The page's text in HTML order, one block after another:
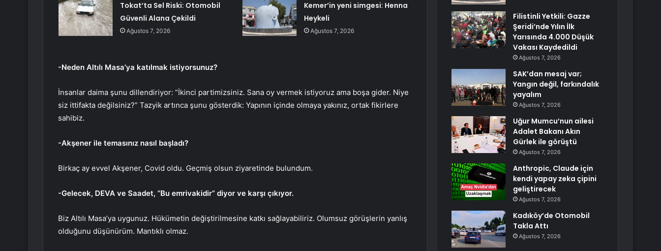
Tokat’ta Sel Riski: Otomobil
Güvenli Alana Çekildi
Ağustos 7, 2026
Kemer’in yeni simgesi: Henna
Heykeli
Ağustos 7, 2026
-Neden Altılı Masa’ya katılmak istiyorsunuz?
İnsanlar daima şunu dillendiriyor: “İkinci partimizsiniz. Sana oy vermek istiyoruz ama boşa gider. Niye
siz ittifakta değilsiniz?” Tazyik artınca şunu gösterdik: Yapının içinde olmaya yakınız, ortak fikirlere
sahibiz.
-Akşener ile temasınız nasıl başladı?
Birkaç ay evvel Akşener, Covid oldu. Geçmiş olsun ziyaretinde bulundum.
-Gelecek, DEVA ve Saadet, “Bu emrivakidir” diyor ve karşı çıkıyor.
Biz Altılı Masa’ya uygunuz. Hükümetin değiştirilmesine katkı sağlayabiliriz. Olumsuz görüşlerin yanlış
olduğunu düşünürüm. Mantıklı olmaz.
Filistinli Yetkili: Gazze
Şeridi’nde Yılın İlk
Yarısında 4.000 Düşük
Vakası Kaydedildi
Ağustos 7, 2026
SAK’dan mesaj var;
Yangın değil, farkındalık
yayalım
Ağustos 7, 2026
Uğur Mumcu’nun ailesi
Adalet Bakanı Akın
Gürlek ile görüştü
Ağustos 7, 2026
Anthropic, Claude için
kendi yapay zeka çipini
geliştirecek
Ağustos 7, 2026
Kadıköy’de Otomobil
Takla Attı
Ağustos 7, 2026